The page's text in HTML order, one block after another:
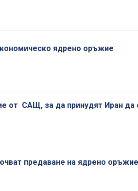
ядрено оръжие
от САЩ, за да принудят Иран да
предаване на ядрено оръжие